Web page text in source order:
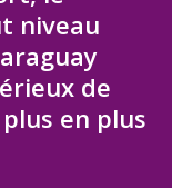
niveau
de
en plus